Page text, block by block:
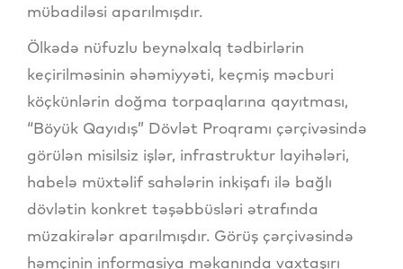
mübadiləsi aparılmışdır.
Ölkədə nüfuzlu beynəlxalq tədbirlərin
keçirilməsinin əhəmiyyəti, keçmiş məcburi
köçkünlərin doğma torpaqlarına qayıtması,
“Böyük Qayıdış” Dövlət Proqramı çərçivəsində
görülən misilsiz işlər, infrastruktur layihələri,
habelə müxtəlif sahələrin inkişafı ilə bağlı
dövlətin konkret təşəbbüsləri ətrafında
müzakirələr aparılmışdır. Görüş çərçivəsində
həmçinin informasiya məkanında vaxtaşırı